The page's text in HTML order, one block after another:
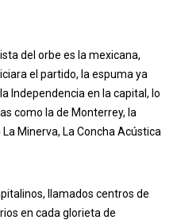
del orbe es la mexicana,
el partido, la espuma ya
Independencia en la capital, lo
como la de Monterrey, la
Minerva, La Concha Acústica
llamados centros de
en cada glorieta de